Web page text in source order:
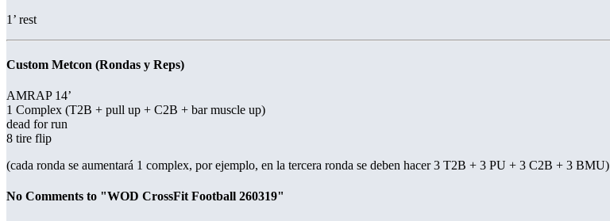
1’ rest
Custom Metcon (Rondas y Reps)
AMRAP 14’
1 Complex (T2B + pull up + C2B + bar muscle up)
dead for run
8 tire flip
(cada ronda se aumentará 1 complex, por ejemplo, en la tercera ronda se deben hacer 3 T2B + 3 PU + 3 C2B + 3 BMU)
No Comments to "WOD CrossFit Football 260319"